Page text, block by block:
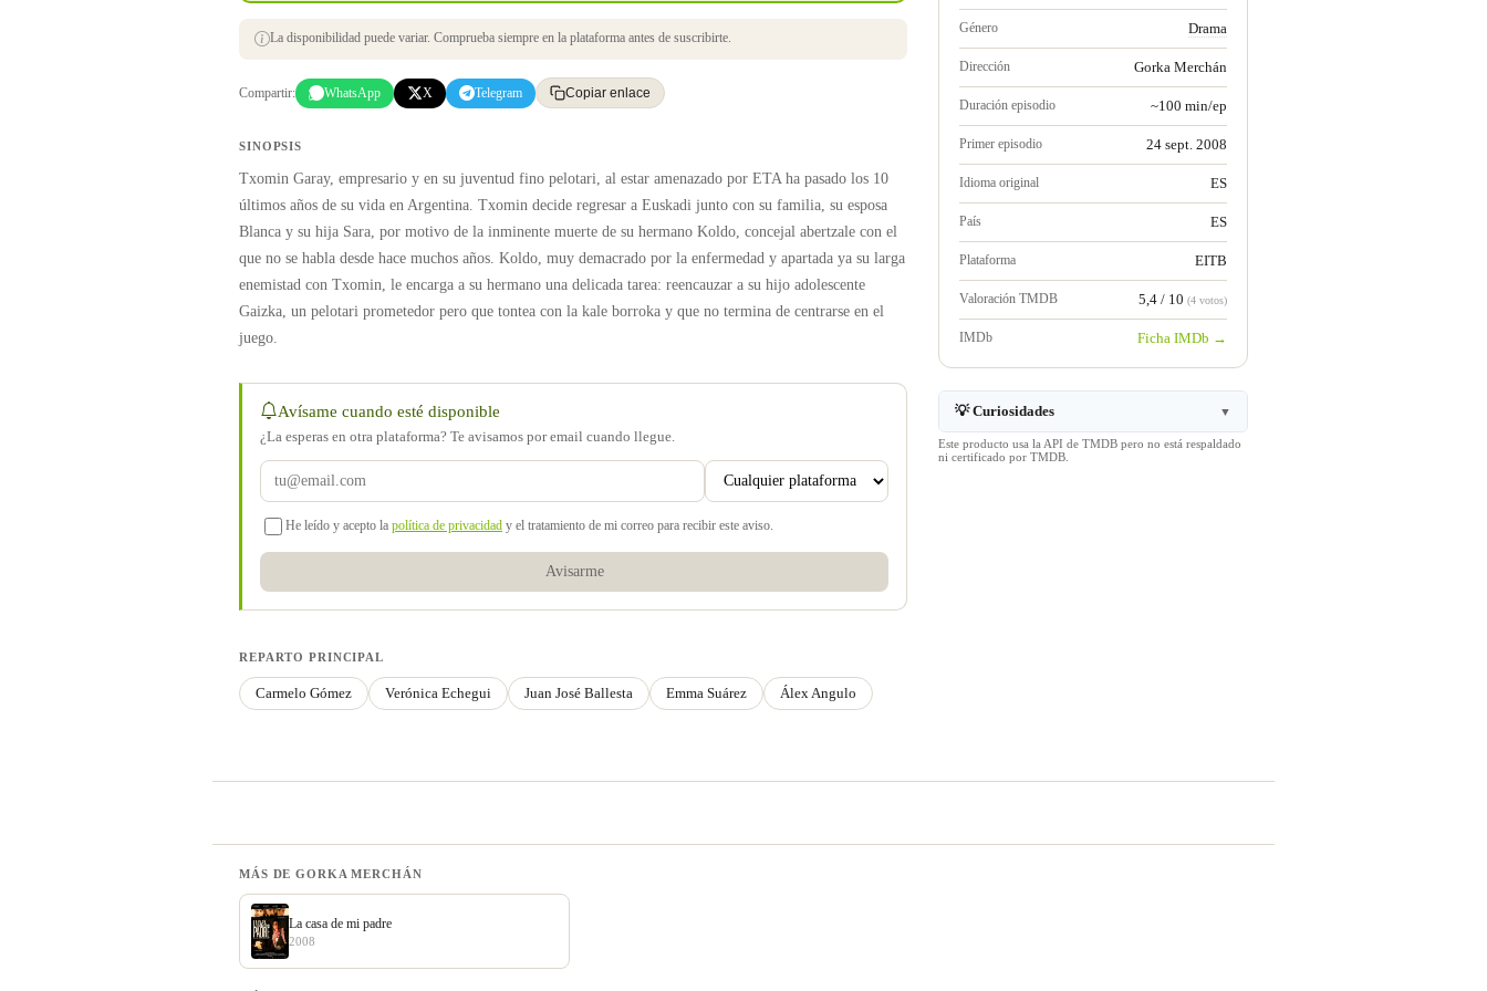
La disponibilidad puede variar. Comprueba siempre en la plataforma antes de suscribirte.
Compartir: WhatsApp X Telegram Copiar enlace
SINOPSIS
Txomin Garay, empresario y en su juventud fino pelotari, al estar amenazado por ETA ha pasado los 10
últimos años de su vida en Argentina. Txomin decide regresar a Euskadi junto con su familia, su esposa
Blanca y su hija Sara, por motivo de la inminente muerte de su hermano Koldo, concejal abertzale con el
que no se habla desde hace muchos años. Koldo, muy demacrado por la enfermedad y apartada ya su larga
enemistad con Txomin, le encarga a su hermano una delicada tarea: reencauzar a su hijo adolescente
Gaizka, un pelotari prometedor pero que tontea con la kale borroka y que no termina de centrarse en el
juego.
Avísame cuando esté disponible
¿La esperas en otra plataforma? Te avisamos por email cuando llegue.
He leído y acepto la política de privacidad y el tratamiento de mi correo para recibir este aviso.
Avisarme
REPARTO PRINCIPAL
Carmelo Gómez Verónica Echegui Juan José Ballesta Emma Suárez Álex Angulo
Género Drama
Dirección Gorka Merchán
Duración episodio ~100 min/ep
Primer episodio 24 sept. 2008
Idioma original ES
País ES
Plataforma EITB
Valoración TMDB 5,4 / 10 (4 votos)
IMDb Ficha IMDb →
💡 Curiosidades ▼
Este producto usa la API de TMDB pero no está respaldado
ni certificado por TMDB.
MÁS DE GORKA MERCHÁN
La casa de mi padre
2008